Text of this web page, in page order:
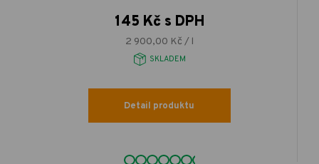
145 Kč s DPH
2 900,00 Kč / l
SKLADEM
Detail produktu